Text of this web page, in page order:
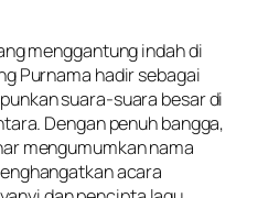
menggantung indah di
Purnama hadir sebagai
suara-suara besar di
Dengan penuh bangga,
mengumumkan nama
acara